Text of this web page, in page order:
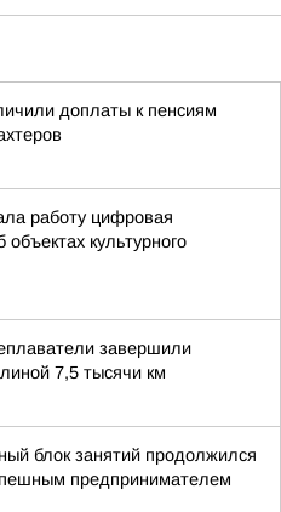
доплаты к пенсиям
работу цифровая
культурного
завершили
7,5 тысячи км
блок занятий продолжился
предпринимателем